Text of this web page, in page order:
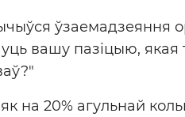
ўзаемадзеяння
вашу пазіцыю, якая
20% агульнай